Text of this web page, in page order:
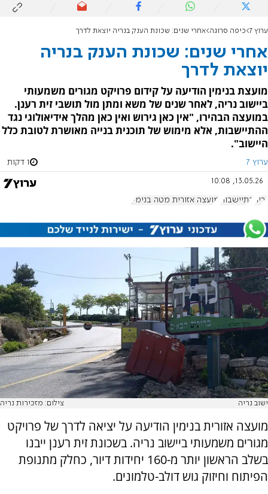
ערוץ 7 כיפה סרוגה אחרי שנים: שכונת הענק בנריה יוצאת לדרך
אחרי שנים: שכונת הענק בנריה
יוצאת לדרך
מועצת בנימין הודיעה על קידום פרויקט מגורים משמעותי
ביישוב נריה, לאחר שנים של משא ומתן מול תושבי זית רענן.
במועצה הבהירו, "אין כאן גירוש ואין כאן מהלך אידיאולוגי נגד
ההתיישבות, אלא מימוש של תוכנית בנייה מאושרת לטובת כלל
היישוב".
ערוץ 7 1 דקות
13.05.26, 10:08
נריה התיישבות מועצה אזורית מטה בנימין
ישוב נריה צילום: מזכירות נריה
מועצה אזורית בנימין הודיעה על יציאה לדרך של פרויקט
מגורים משמעותי ביישוב נריה. בשכונת זית רענן ייבנו
בשלב הראשון יותר מ-160 יחידות דיור, כחלק מתנופת
הפיתוח וחיזוק גוש דולב-טלמונים.